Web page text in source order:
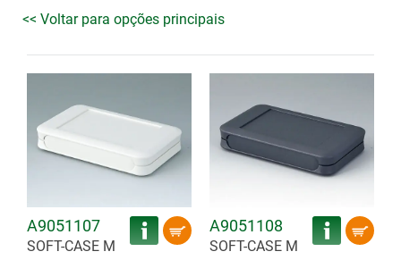
<< Voltar para opções principais
A9051107
SOFT-CASE M
A9051108
SOFT-CASE M